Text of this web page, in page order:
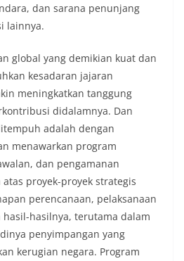
dan sarana penunjang
lainnya.
global yang demikian kuat dan
kesadaran jajaran
meningkatkan tanggung
didalamnya. Dan
adalah dengan
menawarkan program
dan pengamanan
proyek-proyek strategis
perencanaan, pelaksanaan
hasilnya, terutama dalam
penyimpangan yang
kerugian negara. Program